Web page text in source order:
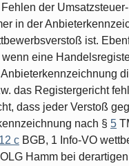
der Umsatzsteuer-
in der
ist.
eine
das Registergericht
dass jeder Verstoß
nach § 5
c BGB, 1 Info-VO
Hamm bei